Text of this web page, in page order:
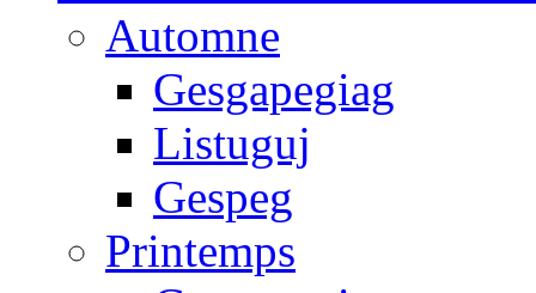
Automne
Gesgapegiag
Listuguj
Gespeg
Printemps